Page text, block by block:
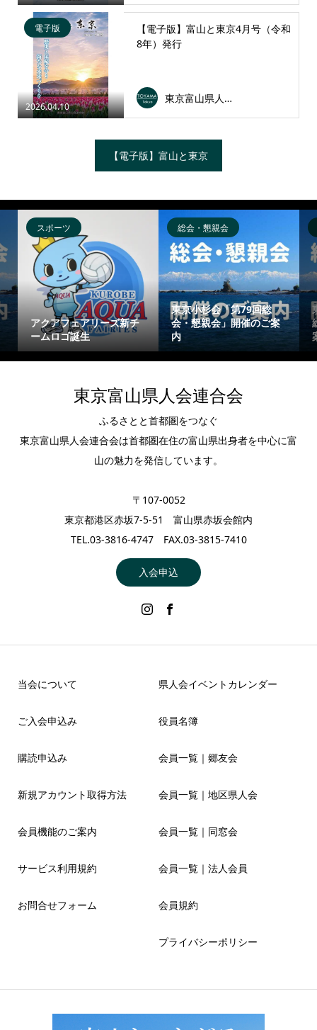
2026.04.10
電子版
【電子版】富山と東京4月号（令和
8年）発行
東京富山県人会連合会
【電子版】富山と東京
スポーツ
アクアフェアリーズ新チ
ームロゴ誕生
総会・懇親会
東京小杉会「第79回総
会・懇親会」開催のご案
内
東京富山県人会連合会
ふるさとと首都圏をつなぐ
東京富山県人会連合会は首都圏在住の富山県出身者を中心に富
山の魅力を発信しています。
〒107-0052
東京都港区赤坂7-5-51 富山県赤坂会館内
TEL.03-3816-4747 FAX.03-3815-7410
入会申込
当会について
ご入会申込み
購読申込み
新規アカウント取得方法
会員機能のご案内
サービス利用規約
お問合せフォーム
県人会イベントカレンダー
役員名簿
会員一覧｜郷友会
会員一覧｜地区県人会
会員一覧｜同窓会
会員一覧｜法人会員
会員規約
プライバシーポリシー